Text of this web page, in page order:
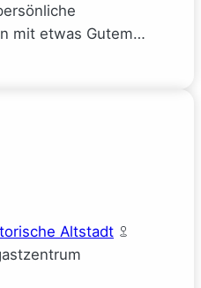
mit etwas Gutem…
Altstadt